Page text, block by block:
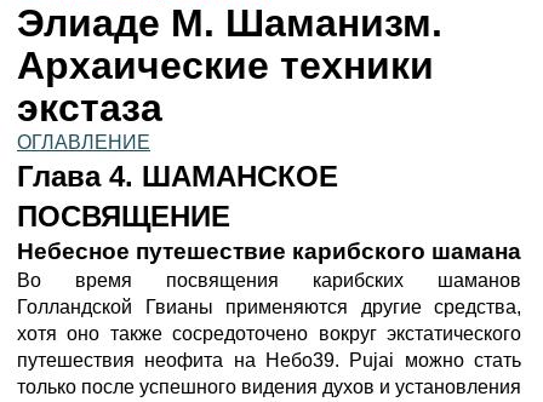
Элиаде М. Шаманизм.
Архаические техники
экстаза
ОГЛАВЛЕНИЕ
Глава 4. ШАМАНСКОЕ
ПОСВЯЩЕНИЕ
Небесное путешествие карибского шамана
Во время посвящения карибских шаманов
Голландской Гвианы применяются другие средства,
хотя оно также сосредоточено вокруг экстатического
путешествия неофита на Небо39. Pujai можно стать
только после успешного видения духов и установления